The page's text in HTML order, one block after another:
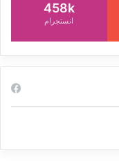
458k
انستجرام